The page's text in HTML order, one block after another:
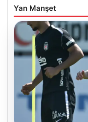
Yan Manşet